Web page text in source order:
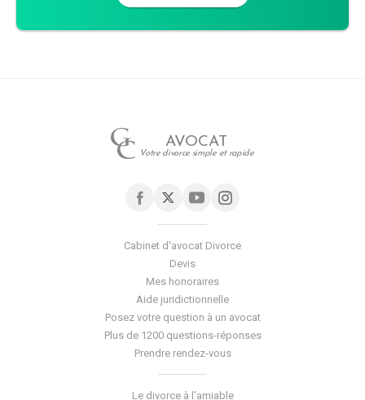
AVOCAT
Votre divorce simple et rapide
Cabinet d'avocat Divorce
Devis
Mes honoraires
Aide juridictionnelle
Posez votre question à un avocat
Plus de 1200 questions-réponses
Prendre rendez-vous
Le divorce à l'amiable